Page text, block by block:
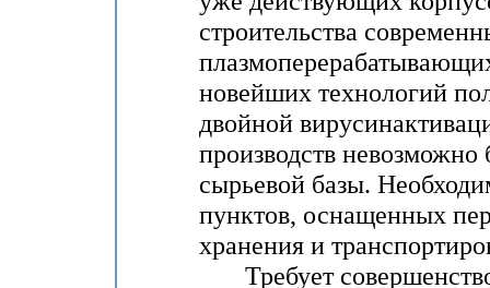
строительства
новейших технологий
двойной
производств невозможно
сырьевой базы.
пунктов, оснащенных
хранения и
Требует